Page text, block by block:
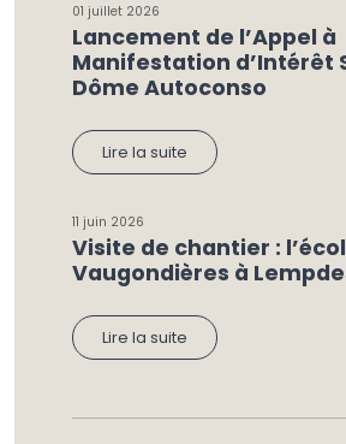
01 juillet 2026
Lancement de l’Appel à
Manifestation d’Intérêt
Dôme Autoconso
Lire la suite
11 juin 2026
Visite de chantier :
Vaugondières à
Lire la suite